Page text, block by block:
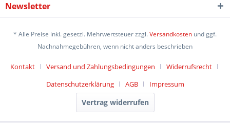
Newsletter
* Alle Preise inkl. gesetzl. Mehrwertsteuer zzgl.Versandkosten und ggf.
Nachnahmegebühren, wenn nicht anders beschrieben
Kontakt Versand und Zahlungsbedingungen
Widerrufsrecht
Datenschutzerklärung
AGB Impressum
Vertrag widerrufen